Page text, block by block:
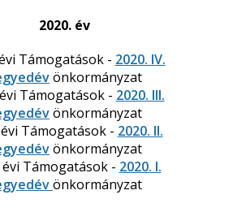
2020. év
Támogatások - 2020. IV.
önkormányzat
Támogatások - 2020. III.
önkormányzat
évi Támogatások - 2020. II.
önkormányzat
évi Támogatások - 2020. I.
önkormányzat